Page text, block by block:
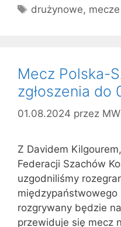
Tagi
drużynowe, mecze
Mecz Polska-
zgłoszenia do
01.08.2024 przez MW
Z Davidem
Federacji Szachów
uzgodniliśmy
międzypaństwowego
rozgrywany będzie
przewiduje się mecz